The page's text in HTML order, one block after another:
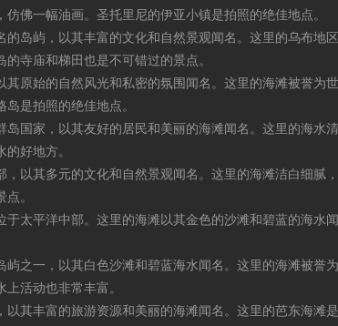
佛一幅油画。圣托里尼的伊亚小镇是拍照的绝佳地点。
屿，以其丰富的文化和自然景观闻名。这里的乌布地
寺庙和梯田也是不可错过的景点。
始的自然风光和私密的氛围闻名。这里的海滩被誉为世
是拍照的绝佳地点。
家，以其友好的居民和美丽的海滩闻名。这里的海水
好地方。
其多元的文化和自然景观闻名。这里的海滩洁白细腻
。
平洋中部。这里的海滩以其金色的沙滩和碧蓝的海水
一，以其白色沙滩和碧蓝海水闻名。这里的海滩被誉
活动也非常丰富。
丰富的旅游资源和美丽的海滩闻名。这里的芭东海滩